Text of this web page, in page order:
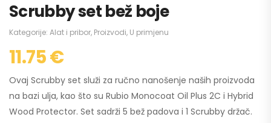
Scrubby set bež boje
Kategorije: Alat i pribor, Proizvodi, U primjenu
11.75€
Ovaj Scrubby set služi za ručno nanošenje naših proizvoda
na bazi ulja, kao što su Rubio Monocoat Oil Plus 2C i Hybrid
Wood Protector. Set sadrži 5 bež padova i 1 Scrubby držač.